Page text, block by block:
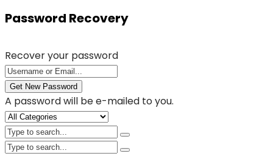
Password Recovery
Recover your password
Get New Password
A password will be e-mailed to you.